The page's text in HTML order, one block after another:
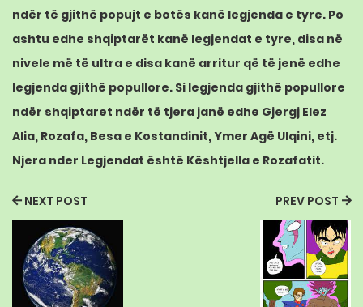
ndër të gjithë popujt e botës kanë legjenda e tyre. Po
ashtu edhe shqiptarët kanë legjendat e tyre, disa në
nivele më të ultra e disa kanë arritur që të jenë edhe
legjenda gjithë popullore. Si legjenda gjithë popullore
ndër shqiptaret ndër të tjera janë edhe Gjergj Elez
Alia, Rozafa, Besa e Kostandinit, Ymer Agë Ulqini, etj.
Njera nder Legjendat është Kështjella e Rozafatit.
NEXT POST PREV POST